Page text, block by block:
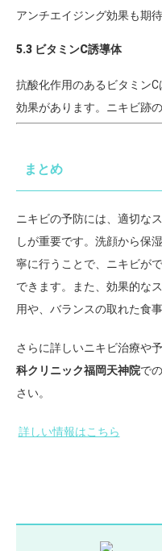
アンチエイジング効果も期待
5.3 ビタミンC誘導体
抗酸化作用のあるビタミン
効果があります。ニキビ跡
まとめ
ニキビの予防には、適切な
しが重要です。洗顔から保
寧に行うことで、ニキビが
できます。また、効果的な
用や、バランスの取れた食
さらに詳しいニキビ治療や
科クリニック福岡天神院で
さい。
詳しい情報はこちら